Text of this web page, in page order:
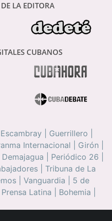
LA EDITORA
CUBANOS
Escambray Guerrillero
Internacional Girón
Demajagua Periódico 26
Tribuna de La
| Vanguardia
5 de
Prensa Latina Bohemia